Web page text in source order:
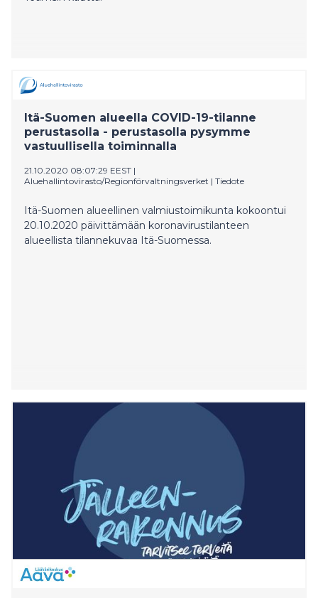
Itä-Suomen alueella COVID-19-tilanne
perustasolla - perustasolla pysymme
vastuullisella toiminnalla
21.10.2020 08:07:29 EEST |
Aluehallintovirasto/Regionförvaltningsverket | Tiedote
Itä-Suomen alueellinen valmiustoimikunta kokoontui
20.10.2020 päivittämään koronavirustilanteen
alueellista tilannekuvaa Itä-Suomessa.